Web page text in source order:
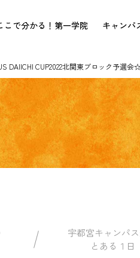
こで分かる！第一学院 キャンパ
DAIICHI CUP2022北関東ブロック予選会
宇都宮キャンパ
とある１日